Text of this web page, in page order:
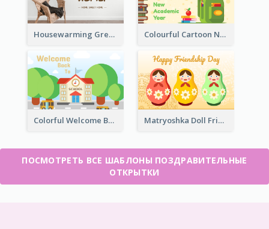
Housewarming Greeting Card Colourful Cartoon New Academic Year Greeting Card
Colorful Welcome Back School Greeting Card Matryoshka Doll Friendship Greeting Card
ПОСМОТРЕТЬ ВСЕ ШАБЛОНЫ ПОЗДРАВИТЕЛЬНЫЕ
ОТКРЫТКИ